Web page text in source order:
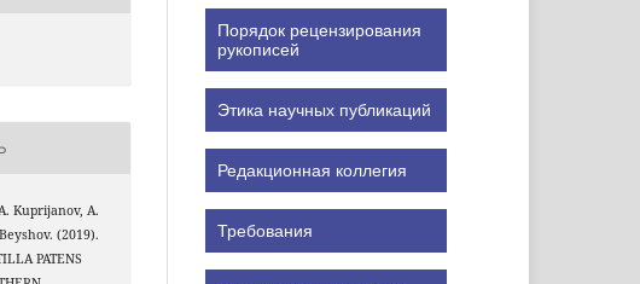
Kuprijanov, А.
(2019).
PATENS
Порядок рецензирования
рукописей
Этика научных публикаций
Редакционная коллегия
Требования